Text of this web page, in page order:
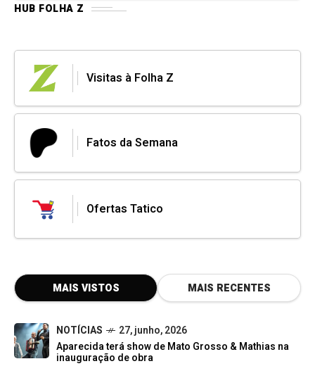
HUB FOLHA Z
Visitas à Folha Z
Fatos da Semana
Ofertas Tatico
MAIS VISTOS MAIS RECENTES
NOTÍCIAS
27, junho, 2026
Aparecida terá show de Mato Grosso & Mathias na
inauguração de obra